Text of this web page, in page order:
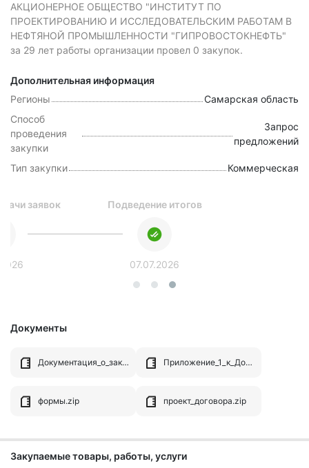
АКЦИОНЕРНОЕ ОБЩЕСТВО "ИНСТИТУТ ПО
ПРОЕКТИРОВАНИЮ И ИССЛЕДОВАТЕЛЬСКИМ РАБОТАМ В
НЕФТЯНОЙ ПРОМЫШЛЕННОСТИ "ГИПРОВОСТОКНЕФТЬ"
за 29 лет работы организации провел 0 закупок.
Дополнительная информация
Регионы
Самарская область
Способ
проведения
закупки
Запрос
предложений
Тип закупки Коммерческая
заявок Подведение итогов
07.07.2026
Документы
Документация_о_закупке_ЗП_ГПВН_118.docx Приложение_1_к_Документации.docx
формы.zip проект_договора.zip
Закупаемые товары, работы, услуги